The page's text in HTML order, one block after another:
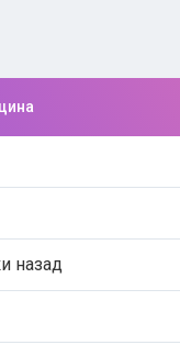
назад